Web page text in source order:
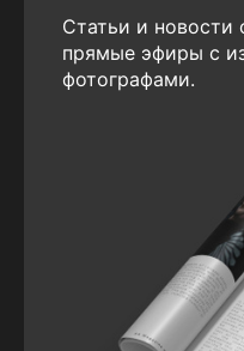
Статьи и новости
прямые эфиры с
фотографами.